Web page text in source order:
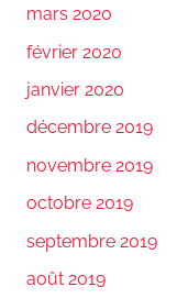
mars 2020
février 2020
janvier 2020
décembre 2019
novembre 2019
octobre 2019
septembre 2019
août 2019